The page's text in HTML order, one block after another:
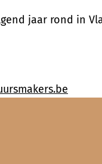
jaar rond in